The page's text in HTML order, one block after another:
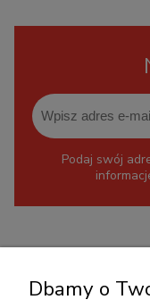
Podaj swój
Dbamy o